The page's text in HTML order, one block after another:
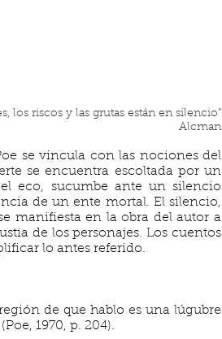
los riscos y las grutas están en silencio”
Alcman
se vincula con las nociones del
se encuentra escoltada por un
eco, sucumbe ante un silencio
de un ente mortal. El silencio,
manifiesta en la obra del autor a
de los personajes. Los cuentos
lo antes referido.
de que hablo es una lúgubre
1970, p. 204).